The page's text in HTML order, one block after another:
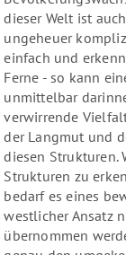
dieser Welt ist
ungeheuer
einfach und
Ferne - so kann
unmittelbar
verwirrende
der Langmut und
diesen Strukturen.
Strukturen zu
bedarf es eines
westlicher Ansatz
übernommen